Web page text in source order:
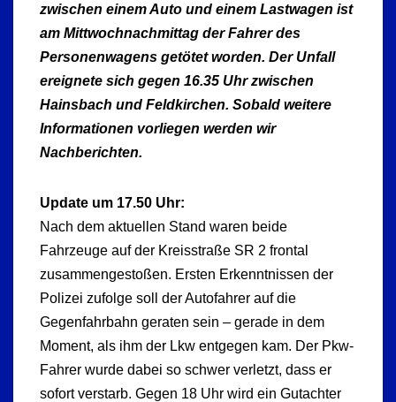
zwischen einem Auto und einem Lastwagen ist
am Mittwochnachmittag der Fahrer des
Personenwagens getötet worden. Der Unfall
ereignete sich gegen 16.35 Uhr zwischen
Hainsbach und Feldkirchen. Sobald weitere
Informationen vorliegen werden wir
Nachberichten.
Update um 17.50 Uhr:
Nach dem aktuellen Stand waren beide
Fahrzeuge auf der Kreisstraße SR 2 frontal
zusammengestoßen. Ersten Erkenntnissen der
Polizei zufolge soll der Autofahrer auf die
Gegenfahrbahn geraten sein – gerade in dem
Moment, als ihm der Lkw entgegen kam. Der Pkw-
Fahrer wurde dabei so schwer verletzt, dass er
sofort verstarb. Gegen 18 Uhr wird ein Gutachter